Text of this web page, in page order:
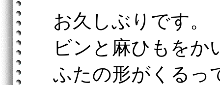
お久しぶりです。
ビンと麻ひもをか
ふたの形がくるっ